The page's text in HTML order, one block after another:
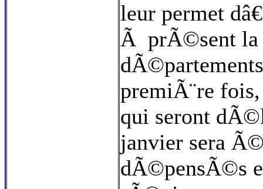
leur permet
Ã prÃ©sent la
premiÃ¨re
qui seront
janvier sera
dÃ©pensÃ©s